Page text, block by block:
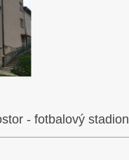
- fotbalový stadion